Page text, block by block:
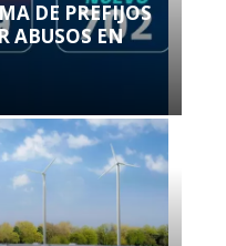
DE PREFIJOS
ABUSOS EN